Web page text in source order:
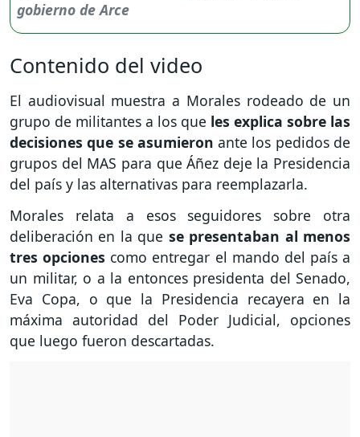
Contenido del video
El audiovisual muestra a Morales rodeado de un
grupo de militantes a los que les explica sobre las
decisiones que se asumieronante los pedidos de
grupos del MAS para que Áñez deje la Presidencia
del país y las alternativas para reemplazarla.
Morales relata a esos seguidores sobre otra
deliberación en la que se presentaban al menos
tres opciones como entregar el mando del país a
un militar, o a la entonces presidenta del Senado,
Eva Copa, o que la Presidencia recayera en la
máxima autoridad del Poder Judicial, opciones
que luego fueron descartadas.